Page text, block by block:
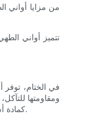
من مزايا أواني
تتميز أواني
في الختام، توفر
ومقاومتها
كمادة أساسية لأواني الطهي لدى الطهاة المحترفين والهواة على حد سواء. لذا، إذا كنت ترغب في الارتقاء بتجربة الطهي لديك والاستثمار في أواني طهي متينة وموثوقة، فإن الفولاذ المقاوم للصدأ هو خيارك الأمثل.